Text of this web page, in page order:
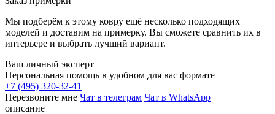
Мы подберём к этому ковру ещё несколько подходящих
моделей и доставим на примерку. Вы сможете сравнить их в
интерьере и выбрать лучший вариант.
Ваш личный эксперт
Персональная помощь в удобном для вас формате
+7 (495) 320-32-41
Перезвоните мне Чат в телеграм Чат в WhatsApp
описание